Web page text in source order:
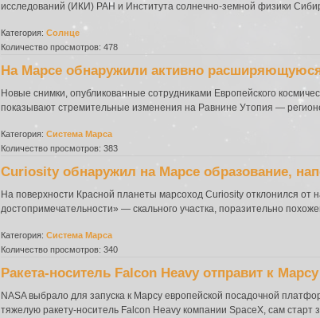
исследований (ИКИ) РАН и Института солнечно-земной физики
Категория: Солнце
Количество просмотров: 478
На Марсе обнаружили активно
Новые снимки, опубликованные сотрудниками Европейского
показывают стремительные изменения на Равнине Утопия —
Категория: Система Марса
Количество просмотров: 383
Curiosity обнаружил на Марсе образование,
На поверхности Красной планеты марсоход Curiosity отклонился
достопримечательности» — скального участка, поразительно
Категория: Система Марса
Количество просмотров: 340
Ракета-носитель Falcon Heavy отправит к
NASA выбрало для запуска к Марсу европейской посадочной
тяжелую ракету-носитель Falcon Heavy компании SpaceX, сам старт